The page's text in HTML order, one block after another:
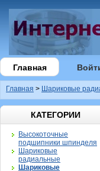
Главная
Главная > Шариковые
КАТЕГОРИИ
Высокоточные
подшипники шпинделя
Шариковые
радиальные
Шариковые